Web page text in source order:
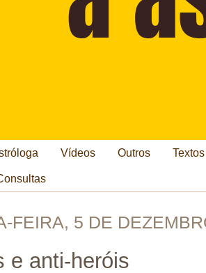
Vídeos Outros
FEIRA, 5 DE
e anti-heróis